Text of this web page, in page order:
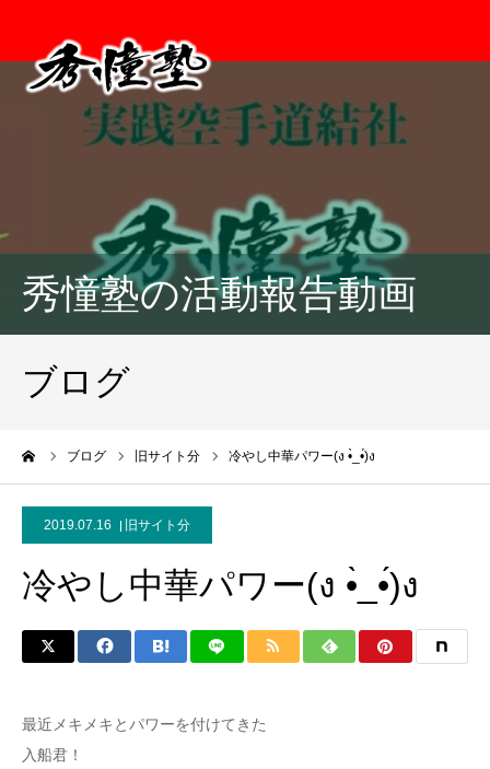
秀憧塾の活動報告動画
ブログ
ブログ 旧サイト分 冷やし中華パワー(ง •̀_•́)ง
2019.07.16 旧サイト分
冷やし中華パワー(ง •̀_•́)ง
最近メキメキとパワーを付けてきた
入船君！